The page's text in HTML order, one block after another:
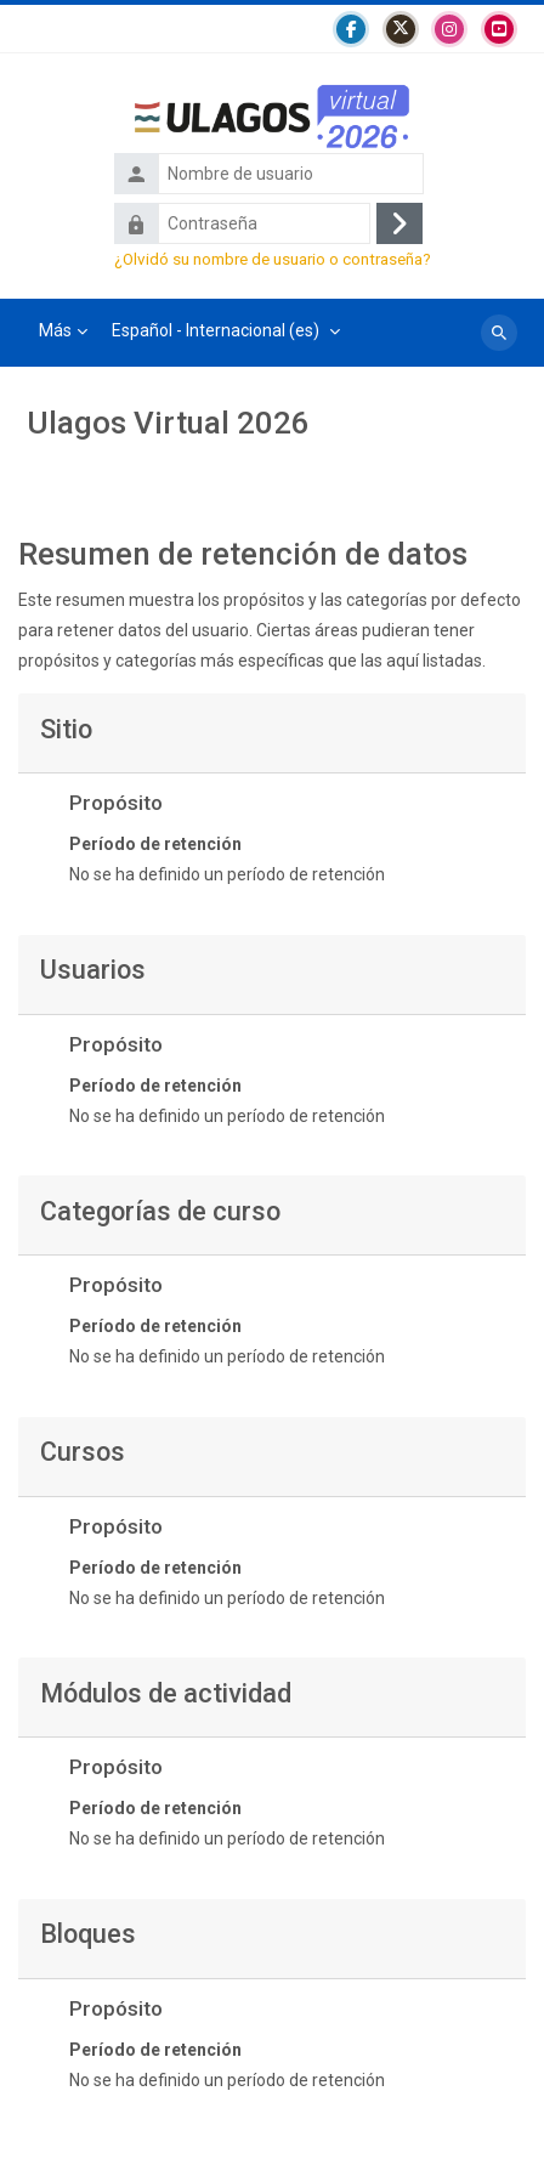
Nombre
de
usuario
Contraseña
Acceder
¿Olvidó su nombre de usuario o contraseña?
Más Español - Internacional ‎(es)‎
Buscar
Ulagos Virtual 2026
Resumen de retención de datos
Este resumen muestra los propósitos y las categorías por defecto
para retener datos del usuario. Ciertas áreas pudieran tener
propósitos y categorías más específicas que las aquí listadas.
Sitio
Propósito
Período de retención
No se ha definido un período de retención
Usuarios
Propósito
Período de retención
No se ha definido un período de retención
Categorías de curso
Propósito
Período de retención
No se ha definido un período de retención
Cursos
Propósito
Período de retención
No se ha definido un período de retención
Módulos de actividad
Propósito
Período de retención
No se ha definido un período de retención
Bloques
Propósito
Período de retención
No se ha definido un período de retención